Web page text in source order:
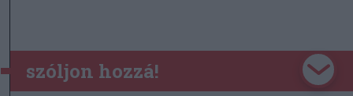
szóljon hozzá!